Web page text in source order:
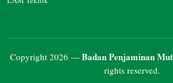
Copyright 2026 — Badan Penjaminan
rights reserved.